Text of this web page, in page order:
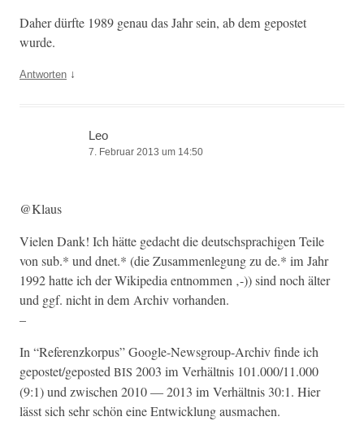
Daher dürfte 1989 genau das Jahr sein, ab dem gepostet
wurde.
Antworten ↓
Leo
7. Februar 2013 um 14:50
@Klaus
Vie­len Dank! Ich hätte gedacht die deutschsprachi­gen Teile
von sub.* und dnet.* (die Zusam­men­le­gung zu de.* im Jahr
1992 hat­te ich der Wikipedia ent­nom­men ‚-)) sind noch älter
und ggf. nicht in dem Archiv vorhanden.
–
In “Ref­eren­zko­r­pus” Google-News­group-Archiv finde ich
gepostet/geposted BIS 2003 im Ver­hält­nis 101.000/11.000
(9:1) und zwis­chen 2010 — 2013 im Ver­hält­nis 30:1. Hier
lässt sich sehr schön eine Entwick­lung ausmachen.